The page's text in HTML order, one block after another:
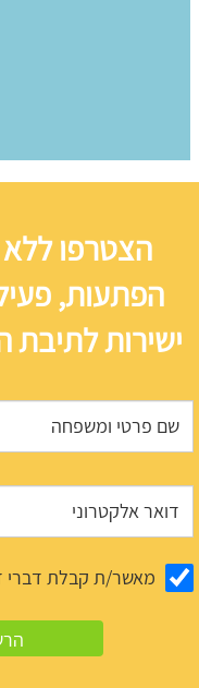
הצטרפו ללא
הפתעות,
ישירות לתיבת
מאשר/ת קבלת דברי